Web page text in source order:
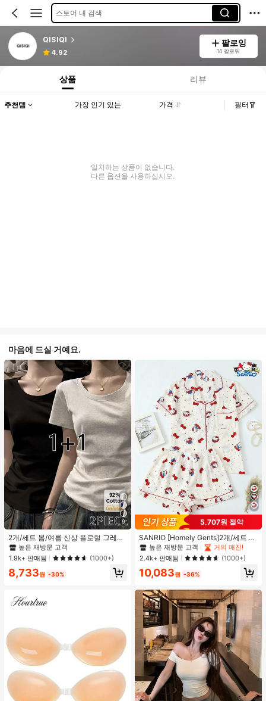
스토어 내 검색
QISIQI
4.92
팔로잉
14 팔로워
상품 리뷰
추천템 가장 인기 있는 가격 필터
일치하는 상품이 없습니다.
다른 옵션을 사용하십시오.
마음에 드실 거예요.
9
2개/세트 봄/여름 신상 플로럴 그레이
+ 블랙 반팔 티셔츠, 여성 슬림핏 솔리
드 컬러 언더셔츠 캐주얼
#2 TOP 3위
에서 피부 친화적 여성 상의, 블라우스 & 티
높은 재방문 고객
#2 TOP 3위
에서 피부 친화적 여성 상의, 블라우스 & 티
높은 재방문 고객
#2 TOP 3위
에서 피부 친화적 여성 상의, 블라우스 & 티
높은 재방문 고객
#2 TOP 3위
에서 피부 친화적 여성 상의, 블라우스 & 티
높은 재방문 고객
1.9k+ 판매됨 (1000+)
8,733원 -30%
5,707원 절약
SANRIO [Homely Gents]2개/세트 여
성 프린트 라펠 반팔 버튼 포켓 상의
및 보우 반바지 잠옷 세트, 캐주얼 홈
웨어, 봄/여름에 적합
#1 TOP 3위
프라이드 월 여성 파자마 세트
높은 재방문 고객
거의 매진!
#1 TOP 3위
프라이드 월 여성 파자마 세트
높은 재방문 고객
거의 매진!
#1 TOP 3위
프라이드 월 여성 파자마 세트
높은 재방문 고객
거의 매진!
#1 TOP 3위
프라이드 월 여성 파자마 세트
높은 재방문 고객
2.4k+ 판매됨 (1000+)
10,083원 -36%